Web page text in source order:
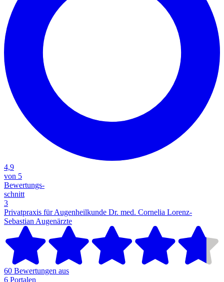
4,9
von 5
Bewertungs-
schnitt
3
Privatpraxis für Augenheilkunde Dr. med. Cornelia Lorenz-
SebastianAugenärzte
60 Bewertungen aus
6 Portalen